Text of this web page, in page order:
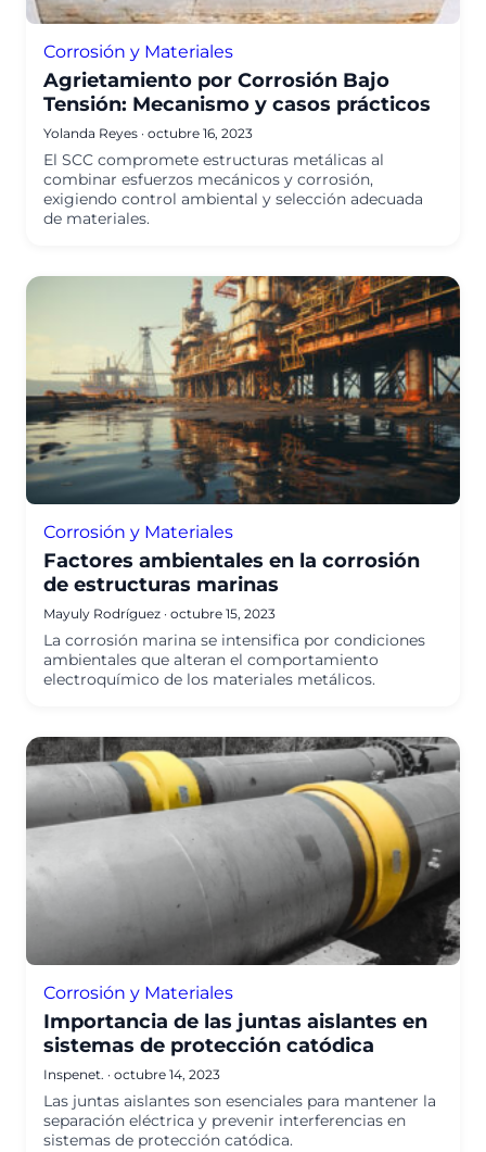
Corrosión y Materiales
Agrietamiento por Corrosión Bajo
Tensión: Mecanismo y casos prácticos
Yolanda Reyes · octubre 16, 2023
El SCC compromete estructuras metálicas al
combinar esfuerzos mecánicos y corrosión,
exigiendo control ambiental y selección adecuada
de materiales.
Corrosión y Materiales
Factores ambientales en la corrosión
de estructuras marinas
Mayuly Rodríguez · octubre 15, 2023
La corrosión marina se intensifica por condiciones
ambientales que alteran el comportamiento
electroquímico de los materiales metálicos.
Corrosión y Materiales
Importancia de las juntas aislantes en
sistemas de protección catódica
Inspenet. · octubre 14, 2023
Las juntas aislantes son esenciales para mantener la
separación eléctrica y prevenir interferencias en
sistemas de protección catódica.